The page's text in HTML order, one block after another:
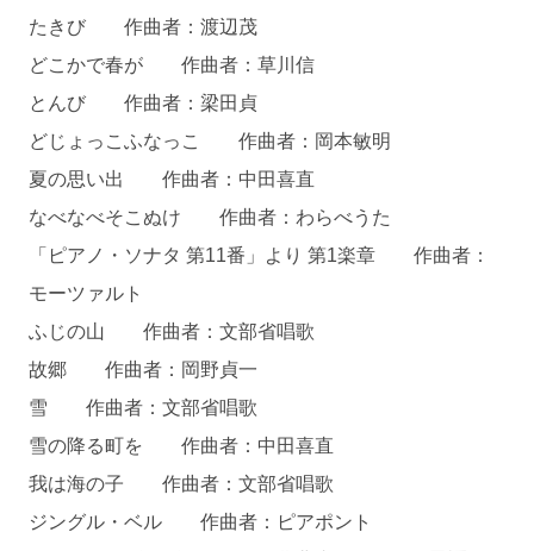
たきび 作曲者：渡辺茂
どこかで春が 作曲者：草川信
とんび 作曲者：梁田貞
どじょっこふなっこ 作曲者：岡本敏明
夏の思い出 作曲者：中田喜直
なべなべそこぬけ 作曲者：わらべうた
「ピアノ・ソナタ 第11番」より 第1楽章 作曲者：
モーツァルト
ふじの山 作曲者：文部省唱歌
故郷 作曲者：岡野貞一
雪 作曲者：文部省唱歌
雪の降る町を 作曲者：中田喜直
我は海の子 作曲者：文部省唱歌
ジングル・ベル 作曲者：ピアポント